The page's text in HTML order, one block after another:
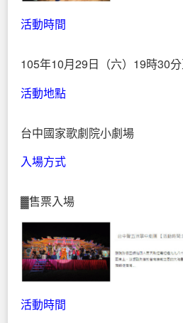
活動時間
105年10月29日（六）19時30
活動地點
台中國家歌劇院小劇場
入場方式
▓售票入場
活動時間